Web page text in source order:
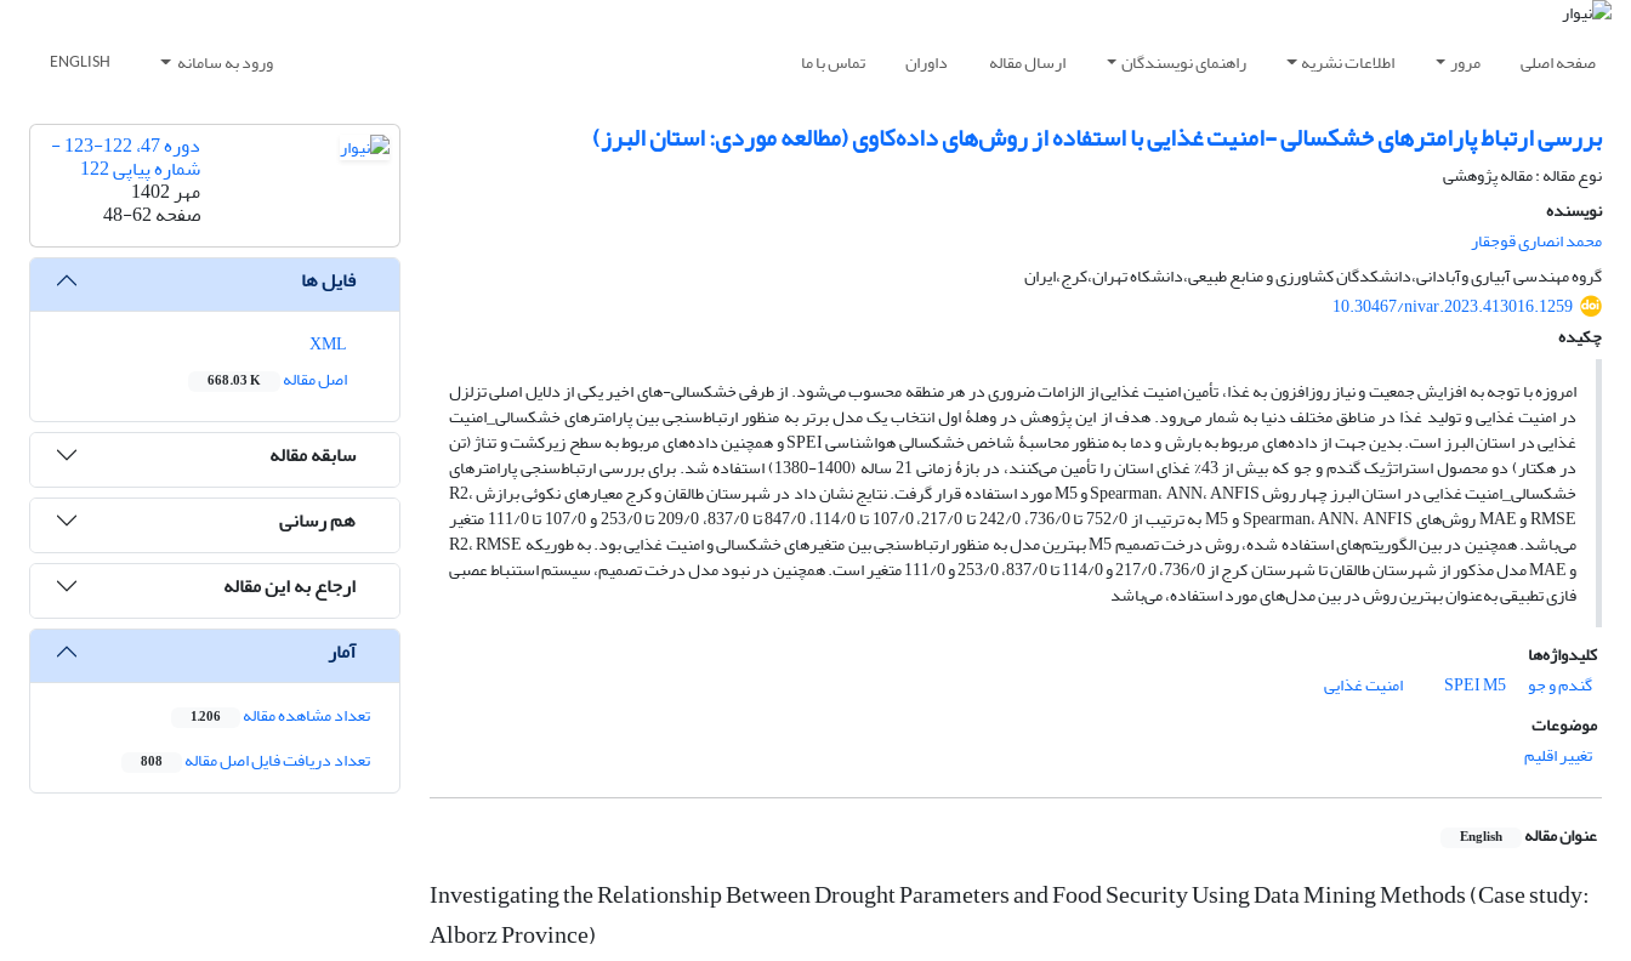
صفحه اصلی مرور اطلاعات نشریه راهنمای نویسندگان ارسال مقاله داوران تماس با ما ورود به سامانه ENGLISH
بررسی ارتباط پارامترهای خشکسالی -امنیت غذایی با استفاده از روش‌های داده‌کاوی (مطالعه موردی: استان البرز)
نوع مقاله : مقاله پژوهشی
نویسنده
محمد انصاری قوجقار
گروه مهندسی آبیاری وآبادانی،دانشکدگان کشاورزی و منابع طبیعی،دانشکاه تهران،کرج،ایران
10.30467/nivar.2023.413016.1259
چکیده
امروزه با توجه به افزایش جمعیت و نیاز روزافزون به غذا، تأمین امنیت غذایی از الزامات ضروری در هر منطقه محسوب می‌شود. از طرفی خشکسالی-های اخیر یکی از دلایل اصلی تزلزل
در امنیت غذایی و تولید غذا در مناطق مختلف دنیا به شمار می‌رود. هدف از این پژوهش در وهلۀ اول انتخاب یک مدل برتر به منظور ارتباط‌سنجی بین پارامترهای خشکسالی_امنیت
غذایی در استان البرز است. بدین جهت از داده‌های مربوط به بارش و دما به منظور محاسبۀ شاخص خشکسالی هواشناسی SPEI و همچنین داده‌های مربوط به سطح زیرکشت و تناژ (تن
در هکتار) دو محصول استراتژیک گندم و جو که بیش از 43% غذای استان را تأمین می‌کنند، در بازۀ زمانی 21 ساله (1400-1380) استفاده شد. برای بررسی ارتباط‌سنجی پارامترهای
خشکسالی_امنیت غذایی در استان البرز چهار روش Spearman، ANN، ANFIS و M5 مورد استفاده قرار گرفت. نتایج نشان داد در شهرستان طالقان و کرج معیارهای نکوئی برازش R2،
RMSE و MAE روش‌های Spearman، ANN، ANFIS و M5 به ترتیب از 752/0 تا 736/0، 242/0 تا 217/0، 107/0 تا 114/0، 847/0 تا 837/0، 209/0 تا 253/0 و 107/0 تا 111/0 متغیر
می‌باشد. همچنین در بین الگوریتم‌های استفاده شده، روش درخت تصمیم M5 بهترین مدل به منظور ارتباط‌سنجی بین متغیرهای خشکسالی و امنیت غذایی بود. به طوریکه R2، RMSE
و MAE مدل مذکور از شهرستان طالقان تا شهرستان کرج از 736/0، 217/0 و 114/0 تا 837/0، 253/0 و 111/0 متغیر است. همچنین در نبود مدل درخت تصمیم، سیستم استنباط عصبی
فازی تطبیقی به‌عنوان بهترین روش در بین مدل‌های مورد استفاده، می‌باشد
کلیدواژه‌ها
گندم و جو
SPEIM5
امنیت غذایی
موضوعات
تغییر اقلیم
عنوان مقاله English
Investigating the Relationship Between Drought Parameters and Food Security Using Data Mining Methods (Case study:
Alborz Province)
دوره 47، 122-123 -
شماره پیاپی 122
مهر 1402
صفحه48-62
فایل ها
اصل مقاله
668.03 K
سابقه مقاله
هم رسانی
ارجاع به این مقاله
آمار
تعداد مشاهده مقاله 1,206
تعداد دریافت فایل اصل مقاله 808